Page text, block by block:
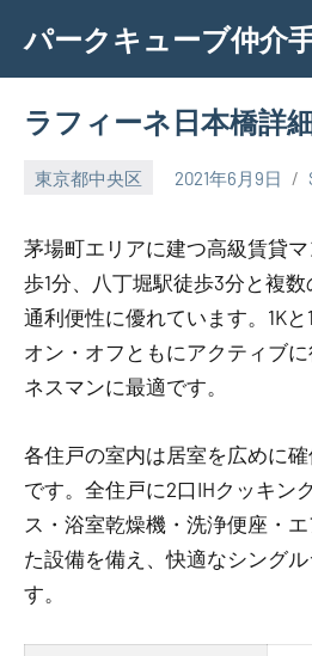
content
パークキューブ仲介
ラフィーネ日本橋詳
東京都中央区 2021年6月9日
茅場町エリアに建つ高級賃貸
歩1分、八丁堀駅徒歩3分と複
通利便性に優れています。1Kと
オン・オフともにアクティブ
ネスマンに最適です。
各住戸の室内は居室を広めに
です。全住戸に2口IHクッキン
ス・浴室乾燥機・洗浄便座・
た設備を備え、快適なシング
す。